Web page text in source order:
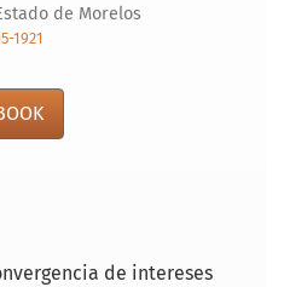
de Morelos
1921
de intereses